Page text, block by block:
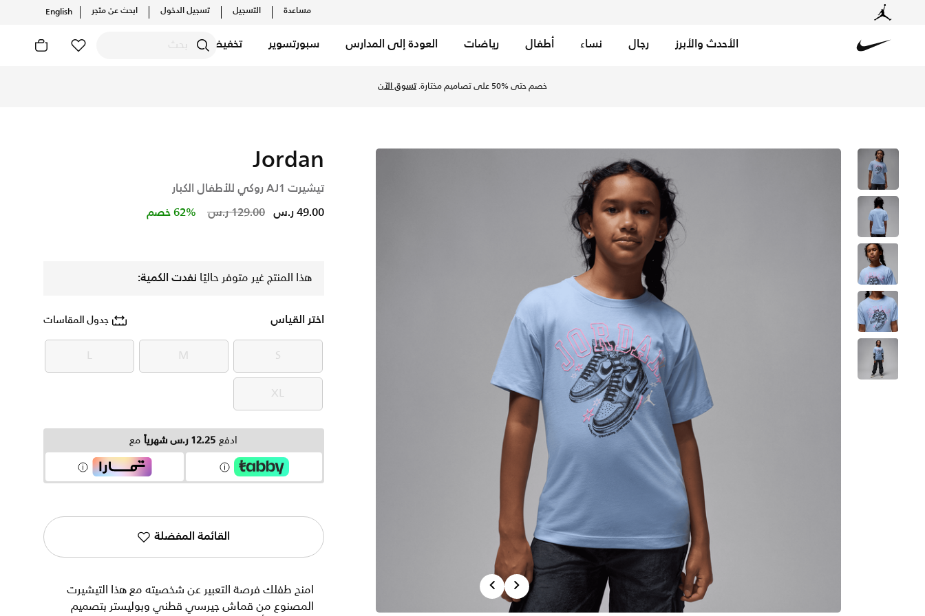
مساعدة التسجيل تسجيل الدخول ابحث عن متجر English
الأحدث والأبرز رجال نساء أطفال رياضات العودة إلى المدارس سبورتسوير تخفيضات
خصم حتى %50 على تصاميم مختارة. تسوق الآن
PreviousNext
Jordan
تيشيرت AJ1 روكي للأطفال الكبار
Price reduced from
129.00 ر.س to 49.00 ر.س 62% خصم
هذا المنتج غير متوفر حاليًا نفدت الكمية:
اختر القياس جدول المقاسات
S
S
M
M
L
L
XL
XL
ادفع 12.25 ر.س شهرياً مع
القائمة المفضلة
امنح طفلك فرصة التعبير عن شخصيته مع هذا التيشيرت
المصنوع من قماش جيرسي قطني وبوليستر بتصميم